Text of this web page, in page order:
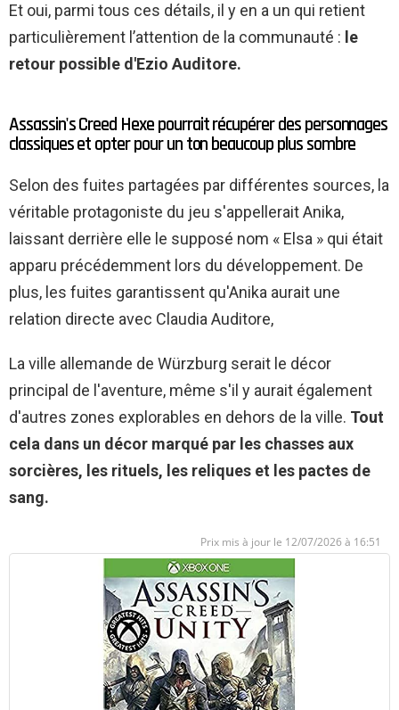
Et oui, parmi tous ces détails, il y en a un qui retient
particulièrement l’attention de la communauté : le
retour possible d'Ezio Auditore.
Assassin's Creed Hexe pourrait récupérer des personnages
classiques et opter pour un ton beaucoup plus sombre
Selon des fuites partagées par différentes sources, la
véritable protagoniste du jeu s'appellerait Anika,
laissant derrière elle le supposé nom « Elsa » qui était
apparu précédemment lors du développement. De
plus, les fuites garantissent qu'Anika aurait une
relation directe avec Claudia Auditore,
La ville allemande de Würzburg serait le décor
principal de l'aventure, même s'il y aurait également
d'autres zones explorables en dehors de la ville. Tout
cela dans un décor marqué par les chasses aux
sorcières, les rituels, les reliques et les pactes de
sang.
12/07/2026 à 16:51